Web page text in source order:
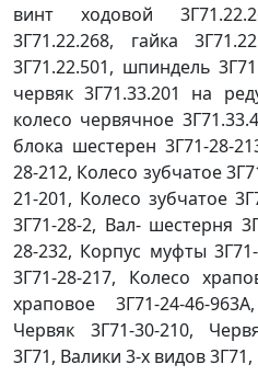
винт ходовой
3Г71.22.268, гайка
3Г71.22.501, шпиндель
червяк 3Г71.33.201 на
колесо червячное
блока шестерен 3Г71-28-
28-212, Колесо зубчатое
21-201, Колесо зубчатое
3Г71-28-2, Вал- шестерня
28-232, Корпус муфты
3Г71-28-217, Колесо
храповое 3Г71-24-46-
Червяк 3Г71-30-210,
3Г71, Валики 3-х видов